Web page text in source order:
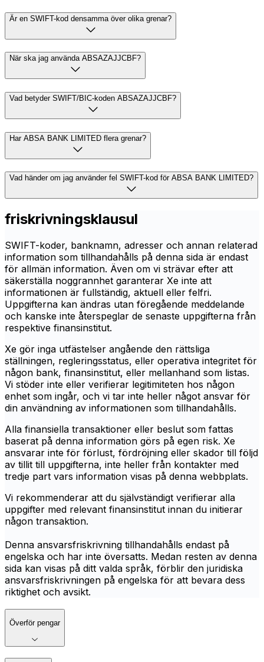
Är en SWIFT-kod densamma över olika grenar?
När ska jag använda ABSAZAJJCBF?
Vad betyder SWIFT/BIC-koden ABSAZAJJCBF?
Har ABSA BANK LIMITED flera grenar?
Vad händer om jag använder fel SWIFT-kod för ABSA BANK LIMITED?
friskrivningsklausul
SWIFT-koder, banknamn, adresser och annan relaterad
information som tillhandahålls på denna sida är endast
för allmän information. Även om vi strävar efter att
säkerställa noggrannhet garanterar Xe inte att
informationen är fullständig, aktuell eller felfri.
Uppgifterna kan ändras utan föregående meddelande
och kanske inte återspeglar de senaste uppgifterna från
respektive finansinstitut.
Xe gör inga utfästelser angående den rättsliga
ställningen, regleringsstatus, eller operativa integritet för
någon bank, finansinstitut, eller mellanhand som listas.
Vi stöder inte eller verifierar legitimiteten hos någon
enhet som ingår, och vi tar inte heller något ansvar för
din användning av informationen som tillhandahålls.
Alla finansiella transaktioner eller beslut som fattas
baserat på denna information görs på egen risk. Xe
ansvarar inte för förlust, fördröjning eller skador till följd
av tillit till uppgifterna, inte heller från kontakter med
tredje part vars information visas på denna webbplats.
Vi rekommenderar att du självständigt verifierar alla
uppgifter med relevant finansinstitut innan du initierar
någon transaktion.
Denna ansvarsfriskrivning tillhandahålls endast på
engelska och har inte översatts. Medan resten av denna
sida kan visas på ditt valda språk, förblir den juridiska
ansvarsfriskrivningen på engelska för att bevara dess
riktighet och avsikt.
Överför pengar